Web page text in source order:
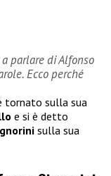
parlare di Alfonso
Ecco perché
tornato sulla sua
e si è detto
sulla sua